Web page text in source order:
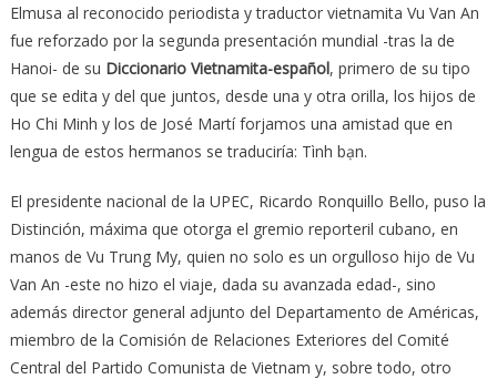
Elmusa al reconocido periodista y traductor vietnamita Vu Van An
fue reforzado por la segunda presentación mundial -tras la de
Hanoi- de su Diccionario Vietnamita-español, primero de su tipo
que se edita y del que juntos, desde una y otra orilla, los hijos de
Ho Chi Minh y los de José Martí forjamos una amistad que en
lengua de estos hermanos se traduciría: Tình bạn.
El presidente nacional de la UPEC, Ricardo Ronquillo Bello, puso la
Distinción, máxima que otorga el gremio reporteril cubano, en
manos de Vu Trung My, quien no solo es un orgulloso hijo de Vu
Van An -este no hizo el viaje, dada su avanzada edad-, sino
además director general adjunto del Departamento de Américas,
miembro de la Comisión de Relaciones Exteriores del Comité
Central del Partido Comunista de Vietnam y, sobre todo, otro